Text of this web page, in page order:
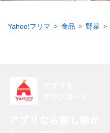
Yahoo!フリマ 食品 野菜